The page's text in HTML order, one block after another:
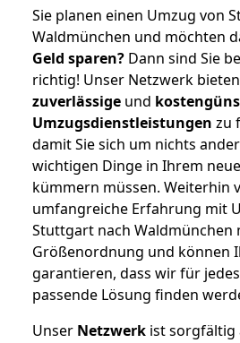
Sie planen einen Umzug von
Waldmünchen und möchten
Geld sparen? Dann sind Sie
richtig! Unser Netzwerk
zuverlässige und
Umzugsdienstleistungen zu
damit Sie sich um nichts
wichtigen Dinge in Ihrem
kümmern müssen. Weiterhin
umfangreiche Erfahrung mit
Stuttgart nach Waldmünchen
Größenordnung und können
garantieren, dass wir für
passende Lösung finden
Unser Netzwerk ist sorgfältig